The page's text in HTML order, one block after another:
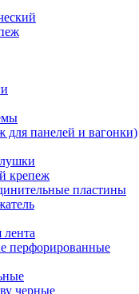
для панелей и вагонки)
крепеж
пластины
перфорированные
черные